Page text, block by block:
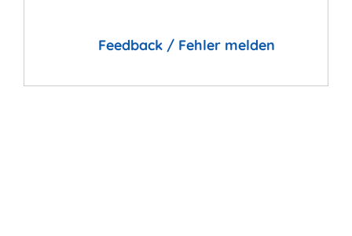
Feedback / Fehler melden